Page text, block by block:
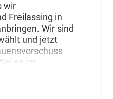
wir
Freilassing in
Wir sind
und jetzt
es im
auch zum